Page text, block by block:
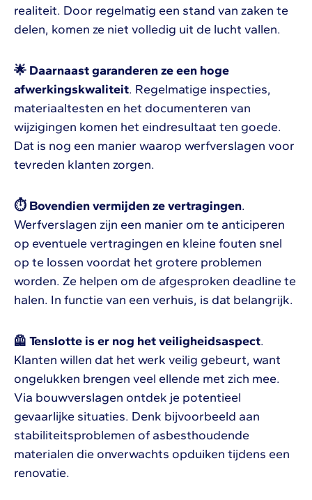
realiteit. Door regelmatig een stand van zaken te
delen, komen ze niet volledig uit de lucht vallen.
🌟 Daarnaast garanderen ze een hoge
afwerkingskwaliteit. Regelmatige inspecties,
materiaaltesten en het documenteren van
wijzigingen komen het eindresultaat ten goede.
Dat is nog een manier waarop werfverslagen voor
tevreden klanten zorgen.
⏱ Bovendien vermijden ze vertragingen.
Werfverslagen zijn een manier om te anticiperen
op eventuele vertragingen en kleine fouten snel
op te lossen voordat het grotere problemen
worden. Ze helpen om de afgesproken deadline te
halen. In functie van een verhuis, is dat belangrijk.
🦺 Tenslotte is er nog het veiligheidsaspect.
Klanten willen dat het werk veilig gebeurt, want
ongelukken brengen veel ellende met zich mee.
Via bouwverslagen ontdek je potentieel
gevaarlijke situaties. Denk bijvoorbeeld aan
stabiliteitsproblemen of asbesthoudende
materialen die onverwachts opduiken tijdens een
renovatie.